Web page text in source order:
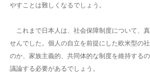
やすことは難しくなるでしょう。
これまで日本人は、社会保障制度について、
せんでした。個人の自立を前提にした欧米型の
のか、家族主義的、共同体的な制度を維持する
議論する必要があるでしょう。